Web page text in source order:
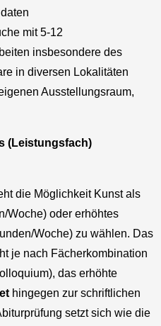
mit 5-12
insbesondere des
in diversen Lokalitäten
Ausstellungsraum,
(Leistungsfach)
die Möglichkeit Kunst als
Woche) oder erhöhtes
Woche) zu wählen. Das
je nach Fächerkombination
das erhöhte
hingegen zur schriftlichen
setzt sich wie die